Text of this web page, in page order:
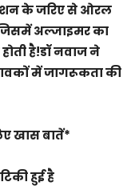
के जरिए से ओरल
अल्जाइमर का
है!डॉ नवाज ने
में जागरूकता की
खास बातें*
हुई है